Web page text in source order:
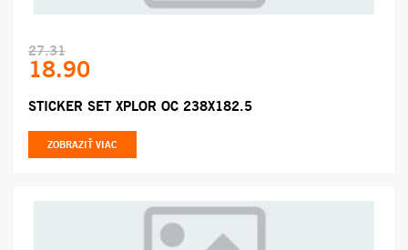
27.31
18.90
STICKER SET XPLOR OC 238X182.5
ZOBRAZIŤ VIAC